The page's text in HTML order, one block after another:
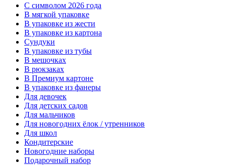
C символом 2026 года
В мягкой упаковке
В упаковке из жести
В упаковке из картона
Сундуки
В упаковке из тубы
В мешочках
В рюкзаках
В Премиум картоне
В упаковке из фанеры
Для девочек
Для детских садов
Для мальчиков
Для новогодних ёлок / утренников
Для школ
Кондитерские
Новогодние наборы
Подарочный набор